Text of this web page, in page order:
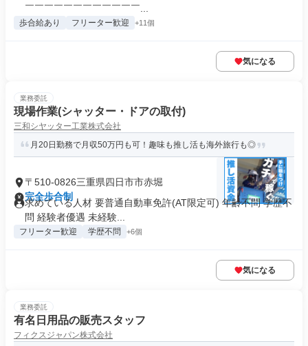
￣￣￣￣￣￣￣￣￣￣￣￣...
歩合給あり フリーター歓迎 +11個
気になる
業務委託
現場作業(シャッター・ドアの取付)
三和シヤッター工業株式会社
月20日勤務で月収50万円も可！趣味も推し活も海外旅行も◎
〒510-0826三重県四日市市赤堀
完全歩合制
求めている人材 要普通自動車免許(AT限定可) 年齢不問 学歴不
問 経験者優遇 未経験...
フリーター歓迎 学歴不問 +6個
気になる
業務委託
有名日用品の販売スタッフ
フィクスジャパン株式会社